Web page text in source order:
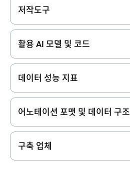
저작도구
활용 AI 모델 및 코드
데이터 성능 지표
어노테이션 포맷 및 데이터 구조
구축 업체